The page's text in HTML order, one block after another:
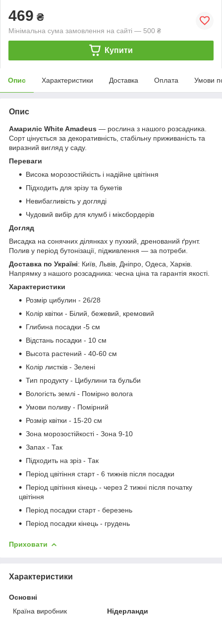
469 ₴
Мінімальна сума замовлення на сайті — 500 ₴
Купити
Опис Характеристики Доставка Оплата Умови
Опис
Амариліс White Amadeus — рослина з нашого розсадника.
Сорт цінується за декоративність, стабільну приживаність та
виразний вигляд у саду.
Переваги
Висока морозостійкість і надійне цвітіння
Підходить для зрізу та букетів
Невибагливість у догляді
Чудовий вибір для клумб і міксбордерів
Догляд
Висадка на сонячних ділянках у пухкий, дренований ґрунт.
Полив у період бутонізації, підживлення — за потреби.
Доставка по Україні: Київ, Львів, Дніпро, Одеса, Харків.
Напрямку з нашого розсадника: чесна ціна та гарантія якості.
Характеристики
Розмір цибулин - 26/28
Колір квітки - Білий, бежевий, кремовий
Глибина посадки -5 см
Відстань посадки - 10 см
Высота растений - 40-60 см
Колір листків - Зелені
Тип продукту - Цибулини та бульби
Вологість землі - Помірно волога
Умови поливу - Помірний
Розмір квітки - 15-20 см
Зона морозостійкості - Зона 9-10
Запах - Так
Підходить на зріз - Так
Період цвітіння старт - 6 тижнів після посадки
Період цвітіння кінець - через 2 тижні після початку
цвітіння
Період посадки старт - березень
Період посадки кінець - грудень
Приховати
Характеристики
Основні
Країна виробник
Нідерланди